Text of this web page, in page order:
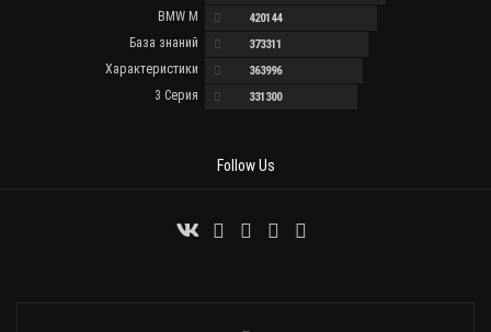
BMW M 420144
База знаний 373311
Характеристики 363996
3 Серия 331300
Follow Us